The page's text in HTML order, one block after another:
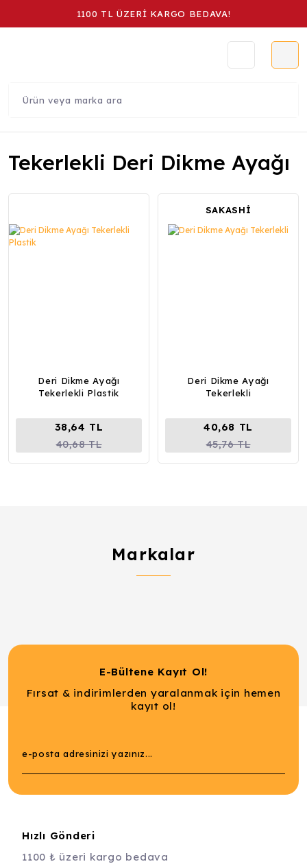
1100 TL ÜZERİ KARGO BEDAVA!
Tekerlekli Deri Dikme Ayağı
Deri Dikme Ayağı
Tekerlekli Plastik
38,64 TL
40,68 TL
SAKASHİ
Deri Dikme Ayağı
Tekerlekli
40,68 TL
45,76 TL
Markalar
E-Bültene Kayıt Ol!
Fırsat & indirimlerden yaralanmak için hemen
kayıt ol!
Hızlı Gönderi
1100 ₺ üzeri kargo bedava